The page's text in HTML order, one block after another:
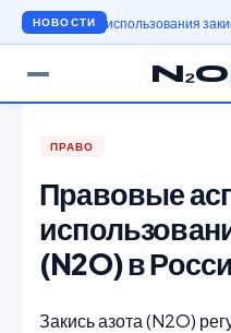
НОВОСТИ
История использования закиси
N₂O
ПРАВО
Правовые
(N2O) в
Закись азота (N2O)